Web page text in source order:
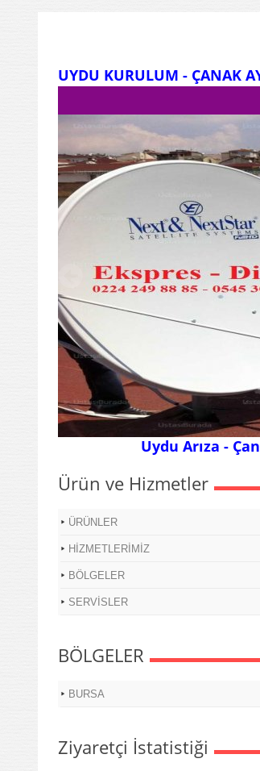
UYDU KURULUM - ÇANAK
Uydu Arıza -
Ürün ve Hizmetler
ÜRÜNLER
HİZMETLERİMİZ
BÖLGELER
SERVİSLER
BÖLGELER
BURSA
Ziyaretçi İstatistiği